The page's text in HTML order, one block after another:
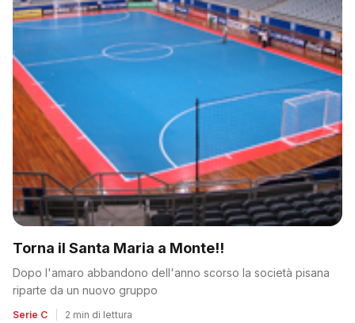
Torna il Santa Maria a Monte!!
Dopo l'amaro abbandono dell'anno scorso la società pisana
riparte da un nuovo gruppo
Serie C 2 min di lettura